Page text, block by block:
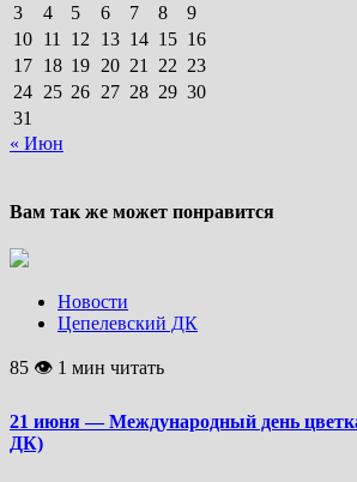
3
4 5 6 7 8
9
10 11 12 13 14 15 16
17 18 19 20 21 22 23
24 25 26 27 28 29 30
31
« Июн
Вам так же может понравится
Новости
Цепелевский ДК
85 👁 1 мин читать
21 июня — Международный день
ДК)